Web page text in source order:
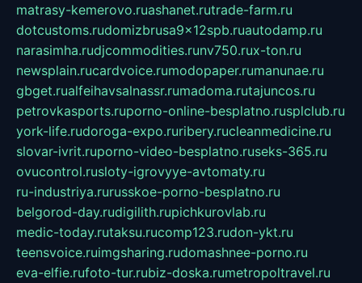
matrasy-kemerovo.ruashanet.rutrade-farm.ru
dotcustoms.rudomizbrusa9x12spb.ruautodamp.ru
narasimha.rudjcommodities.runv750.rux-ton.ru
newsplain.rucardvoice.rumodopaper.rumanunae.ru
gbget.rualfeihavsalnassr.rumadoma.rutajuncos.ru
petrovkasports.ruporno-online-besplatno.rusplclub.ru
york-life.rudoroga-expo.ruribery.rucleanmedicine.ru
slovar-ivrit.ruporno-video-besplatno.ruseks-365.ru
ovucontrol.rusloty-igrovyye-avtomaty.ru
ru-industriya.rurusskoe-porno-besplatno.ru
belgorod-day.rudigilith.rupichkurovlab.ru
medic-today.rutaksu.rucomp123.rudon-ykt.ru
teensvoice.ruimgsharing.rudomashnee-porno.ru
eva-elfie.rufoto-tur.rubiz-doska.rumetropoltravel.ru